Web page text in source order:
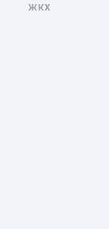
ЖКХ